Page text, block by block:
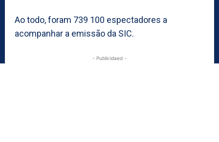
Ao todo, foram 739 100 espectadores a
acompanhar a emissão da SIC.
- Publicidaed -